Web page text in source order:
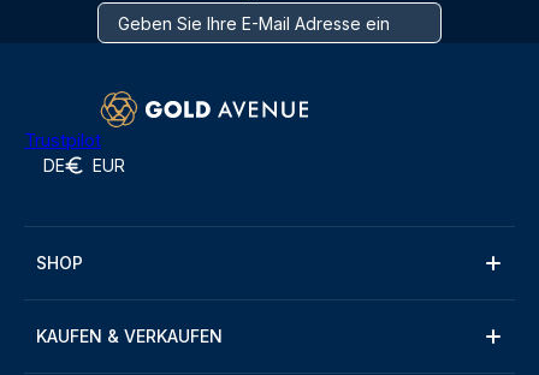
Trustpilot
DE EUR
SHOP
KAUFEN & VERKAUFEN